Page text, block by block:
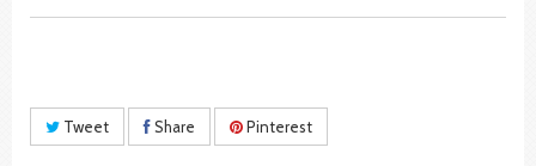
Tweet Share Pinterest